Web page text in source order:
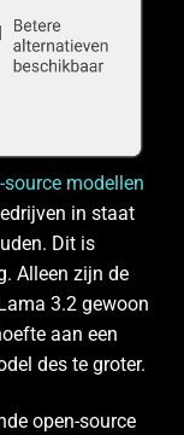
modellen
in staat
Dit is
Alleen zijn de
3.2 gewoon
aan een
des te groter.
open-source